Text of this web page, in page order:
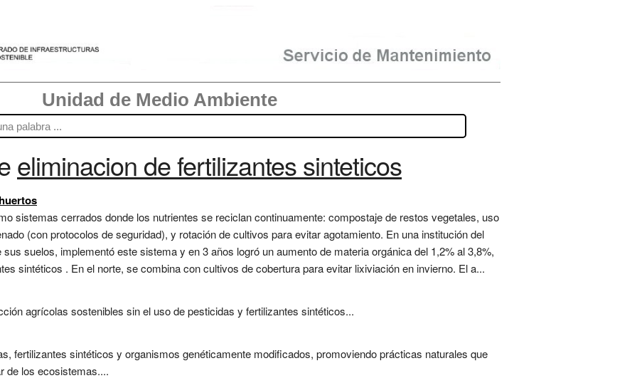
Unidad de Medio Ambiente
eliminacion de fertilizantes sinteticos
sistemas cerrados donde los nutrientes se reciclan continuamente: compostaje de restos vegetales, uso
(con protocolos de seguridad), y rotación de cultivos para evitar agotamiento. En una institución del
suelos, implementó este sistema y en 3 años logró un aumento de materia orgánica del 1,2% al 3,8%,
sintéticos . En el norte, se combina con cultivos de cobertura para evitar lixiviación en invierno. El a...
agrícolas sostenibles sin el uso de pesticidas y fertilizantes sintéticos...
fertilizantes sintéticos y organismos genéticamente modificados, promoviendo prácticas naturales que
de los ecosistemas....